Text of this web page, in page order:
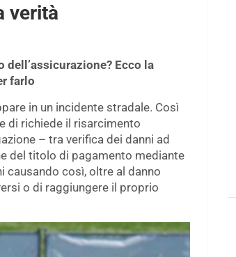
verità
Ecco la
farlo
in un incidente stradale. Così
di richiede il risarcimento
– tra verifica dei danni ad
del titolo di pagamento mediante
così, oltre al danno
o di raggiungere il proprio